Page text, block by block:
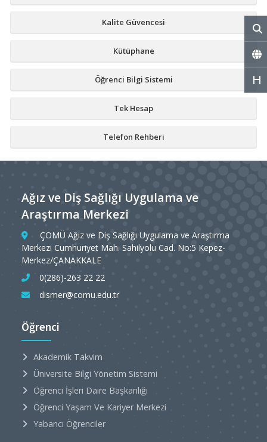
Kalite Güvencesi
Kütüphane
Öğrenci Bilgi Sistemi
Tek Hesap
Telefon Rehberi
Ağız ve Diş Sağlığı Uygulama ve
Araştırma Merkezi
ÇOMÜ Ağız ve Diş Sağlığı Uygulama ve Araştırma
Merkezi Cumhuriyet Mah. Sahilyolu Cad. No:5 Kepez-
Merkez/ÇANAKKALE
0(286)-263 22 22
dismer@comu.edu.tr
Öğrenci
Akademik Takvim
Üniversite Bilgi Yönetim Sistemi
Öğrenci İşleri Daire Başkanlığı
Öğrenci Yaşam Ve Kariyer Merkezi
Yabancı Öğrenciler